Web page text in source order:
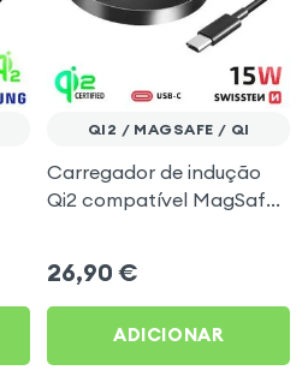
QI2 / MAGSAFE / QI
Carregador de indução
Qi2 compatível MagSafe -
26,90 €
ADICIONAR